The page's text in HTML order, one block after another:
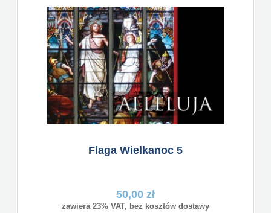
Flaga Wielkanoc 5
50,00 zł
zawiera 23% VAT, bez kosztów dostawy